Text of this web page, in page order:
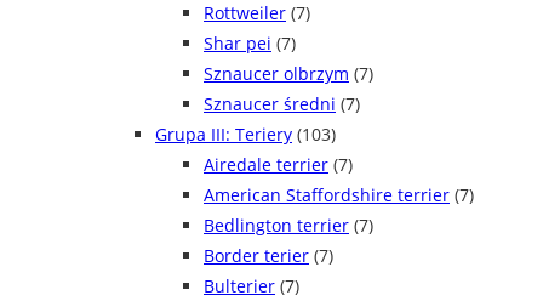
Rottweiler (7)
Shar pei (7)
Sznaucer olbrzym (7)
Sznaucer średni (7)
Grupa III: Teriery (103)
Airedale terrier (7)
American Staffordshire terrier (7)
Bedlington terrier (7)
Border terier (7)
Bulterier (7)